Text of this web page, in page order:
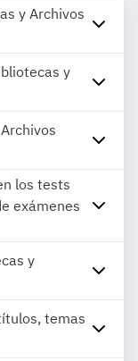
y Archivos
y
los tests
exámenes
y
temas